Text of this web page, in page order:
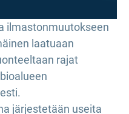
ilmastonmuutokseen
laatuaan
rajat
järjestetään useita